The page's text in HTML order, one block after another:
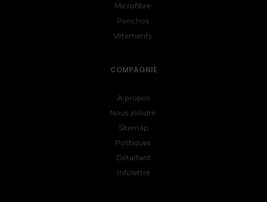
Microfibre
Ponchos
Vêtements
COMPAGNIE
À propos
Nous joindre
Sitemap
Politiques
Détaillant
Infolettre